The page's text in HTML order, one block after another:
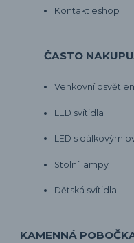
Kontakt eshop
ČASTO
Venkovní
LED svítidla
LED s dálkovým
Stolní lampy
Dětská svítidla
KAMENNÁ